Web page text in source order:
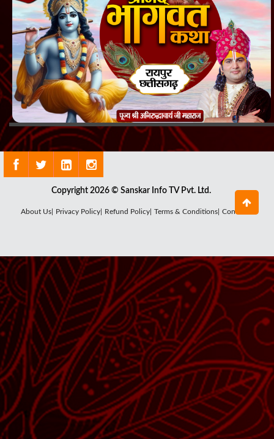
Copyright 2026 © Sanskar Info TV Pvt. Ltd.
About Us| Privacy Policy| Refund Policy| Terms & Conditions| Contact Us